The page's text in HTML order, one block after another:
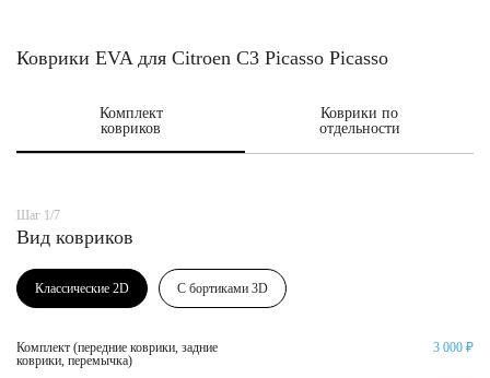
Коврики EVA для Citroen C3 Picasso Picasso
Комплект
ковриков
Коврики по
отдельности
Шаг 1/7
Вид ковриков
Классические 2D С бортиками 3D
Комплект (передние коврики, задние
коврики, перемычка)
3 000 ₽